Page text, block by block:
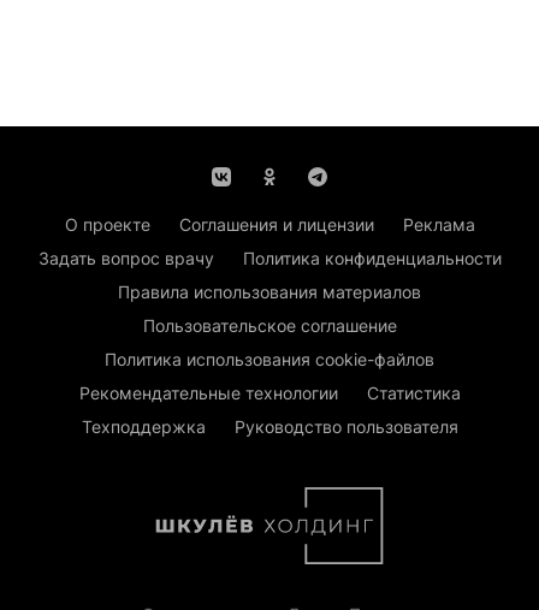
О проекте Соглашения и лицензии
Реклама
Задать вопрос врачу
Политика конфиденциальности
Правила использования материалов
Пользовательское соглашение
Политика использования cookie-файлов
Рекомендательные технологии
Статистика
Техподдержка
Руководство пользователя